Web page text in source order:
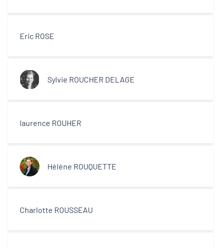
Eric ROSE
Sylvie ROUCHER DELAGE
laurence ROUHER
Hélène ROUQUETTE
Charlotte ROUSSEAU